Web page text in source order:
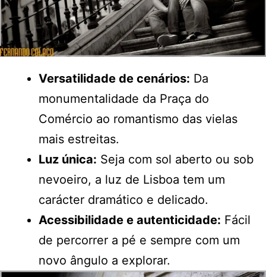
Versatilidade de cenários: Da
monumentalidade da Praça do
Comércio ao romantismo das vielas
mais estreitas.
Luz única: Seja com sol aberto ou sob
nevoeiro, a luz de Lisboa tem um
carácter dramático e delicado.
Acessibilidade e autenticidade: Fácil
de percorrer a pé e sempre com um
novo ângulo a explorar.